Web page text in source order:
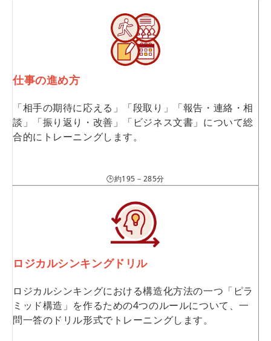
仕事の進め方
「相手の期待に応える」「段取り」「報告・連絡・相
談」「振り返り・改善」「ビジネス文書」について総
合的にトレーニングします。
🕒約195－285分
ロジカルシンキングドリル
ロジカルシンキングにおける構造化方法の一つ「ピラ
ミッド構造」を作るための4つのルールについて、一
問一答のドリル形式でトレーニングします。